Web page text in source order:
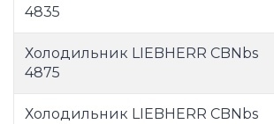
4835
Холодильник LIEBHERR CBNbs
4875
Холодильник LIEBHERR CBNbs